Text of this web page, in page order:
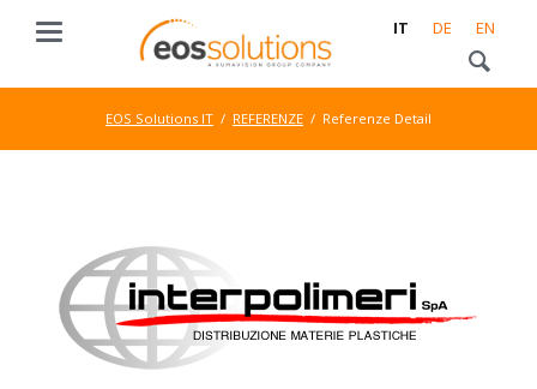
IT DE EN
EOS Solutions IT REFERENZE Referenze Detail